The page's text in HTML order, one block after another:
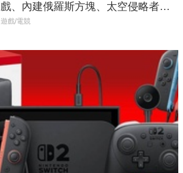
戲、內建俄羅斯方塊、太空侵略者，
不過竟然不能連手機？
遊戲/電競